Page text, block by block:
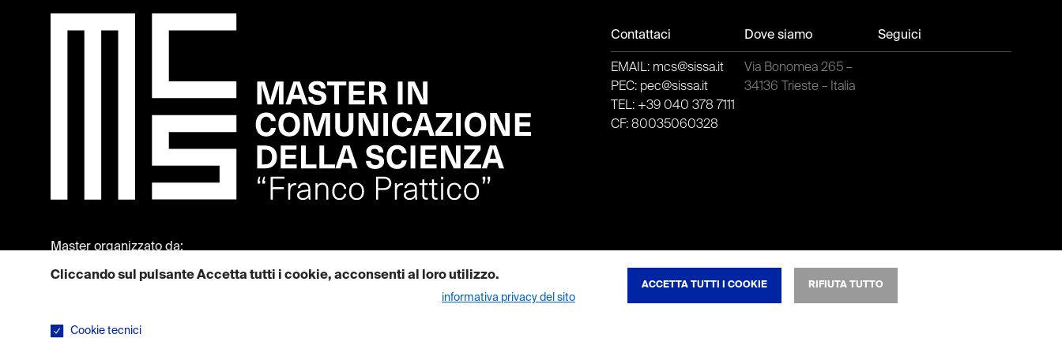
Master organizzato da:
Contattaci
EMAIL: mcs@sissa.it
PEC: pec@sissa.it
TEL: +39 040 378 7111
CF: 80035060328
Dove siamo
Via Bonomea 265 –
34136 Trieste – Italia
Seguici
Cliccando sul pulsante Accetta tutti i cookie, acconsenti al loro utilizzo.
informativa privacy del sito
Cookie tecnici
RIFIUTA TUTTO
ACCETTA TUTTI I COOKIE